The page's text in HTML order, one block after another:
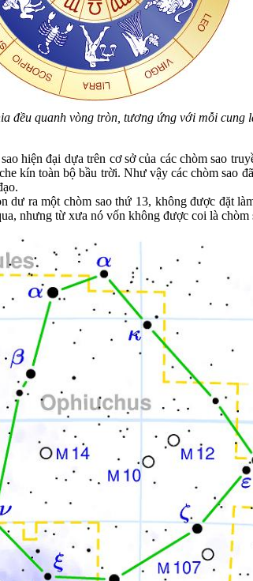
đều quanh vòng tròn, tương ứng với mỗi cung
hiện đại dựa trên cơ sở của các chòm sao
kín toàn bộ bầu trời. Như vậy các chòm sao
dư ra một chòm sao thứ 13, không được đặt
nhưng từ xưa nó vốn không được coi là chòm